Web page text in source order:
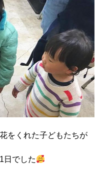
をくれた子どもたちが
日でした